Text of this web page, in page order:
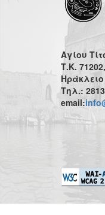
Αγίου
Τ.Κ. 71202,
Ηράκλειο
Τηλ.:
email: